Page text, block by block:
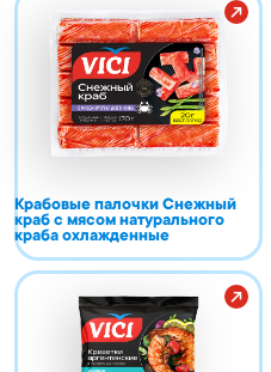
Крабовые палочки Снежный
краб с мясом натурального
краба охлажденные